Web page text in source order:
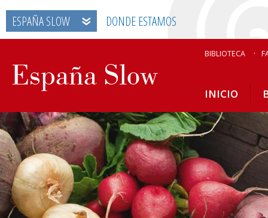
ESPAÑA SLOW DONDE ESTAMOS
BIBLIOTECA
INICIO